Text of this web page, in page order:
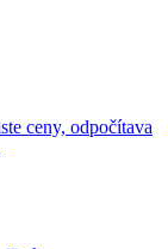
ceny, odpočítava